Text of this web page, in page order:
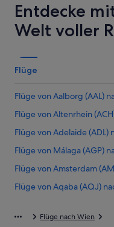
Entdecke
Welt voller
Flüge
Flüge von Aalborg (AAL)
Flüge von Altenrhein
Flüge von Adelaide (ADL)
Flüge von Málaga (AGP)
Flüge von Amsterdam
Flüge von Aqaba (AQJ)
Flüge von Armenia (AXM)
Flüge nach Wien